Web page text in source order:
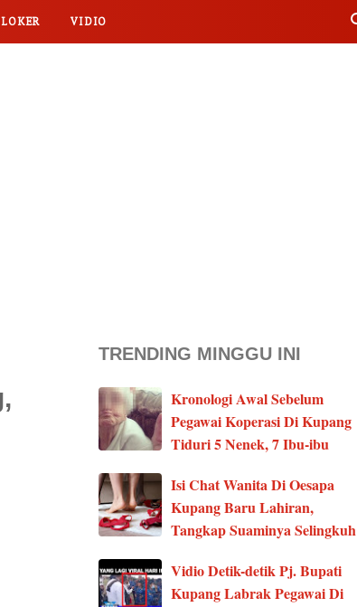
LOKER VIDIO
TRENDING MINGGU INI
Kronologi Awal Sebelum
Pegawai Koperasi Di Kupang
Tiduri 5 Nenek, 7 Ibu-ibu
Isi Chat Wanita Di Oesapa
Kupang Baru Lahiran,
Tangkap Suaminya Selingkuh
Vidio Detik-detik Pj. Bupati
Kupang Labrak Pegawai Di